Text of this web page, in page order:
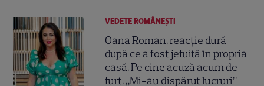
VEDETE ROMÂNEŞTI
Oana Roman, reacție dură
după ce a fost jefuită în propria
casă. Pe cine acuză acum de
furt. „Mi-au dispărut lucruri”